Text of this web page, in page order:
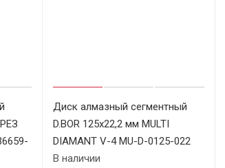
Диск алмазный сегментный
D.BOR 125х22,2 мм MULTI
DIAMANT V-4 MU-D-0125-022
В наличии